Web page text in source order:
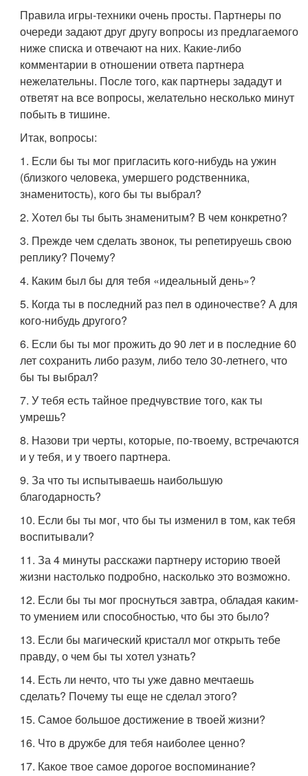
Правила игры-техники очень просты. Партнеры по
очереди задают друг другу вопросы из предлагаемого
ниже списка и отвечают на них. Какие-либо
комментарии в отношении ответа партнера
нежелательны. После того, как партнеры зададут и
ответят на все вопросы, желательно несколько минут
побыть в тишине.
Итак, вопросы:
1. Если бы ты мог пригласить кого-нибудь на ужин
(близкого человека, умершего родственника,
знаменитость), кого бы ты выбрал?
2. Хотел бы ты быть знаменитым? В чем конкретно?
3. Прежде чем сделать звонок, ты репетируешь свою
реплику? Почему?
4. Каким был бы для тебя «идеальный день»?
5. Когда ты в последний раз пел в одиночестве? А для
кого-нибудь другого?
6. Если бы ты мог прожить до 90 лет и в последние 60
лет сохранить либо разум, либо тело 30-летнего, что
бы ты выбрал?
7. У тебя есть тайное предчувствие того, как ты
умрешь?
8. Назови три черты, которые, по-твоему, встречаются
и у тебя, и у твоего партнера.
9. За что ты испытываешь наибольшую
благодарность?
10. Если бы ты мог, что бы ты изменил в том, как тебя
воспитывали?
11. За 4 минуты расскажи партнеру историю твоей
жизни настолько подробно, насколько это возможно.
12. Если бы ты мог проснуться завтра, обладая каким-
то умением или способностью, что бы это было?
13. Если бы магический кристалл мог открыть тебе
правду, о чем бы ты хотел узнать?
14. Есть ли нечто, что ты уже давно мечтаешь
сделать? Почему ты еще не сделал этого?
15. Самое большое достижение в твоей жизни?
16. Что в дружбе для тебя наиболее ценно?
17. Какое твое самое дорогое воспоминание?